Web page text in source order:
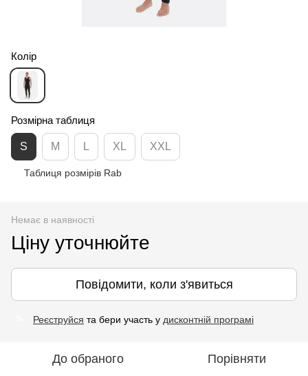
Колір
Розмірна таблиця
S M L XL XXL
Таблиця розмірів Rab
Немає в наявності
Ціну уточнюйте
Повідомити, коли з'явиться
Реєструйся та бери участь у дисконтній програмі
До обраного Порівняти